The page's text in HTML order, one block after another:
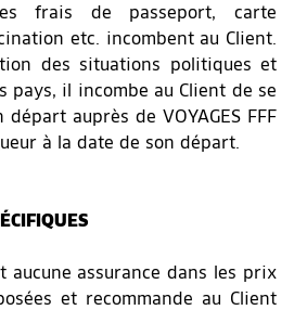
frais de passeport, carte
etc. incombent au Client.
des situations politiques et
pays, il incombe au Client de se
auprès de VOYAGES FFF
à la date de son départ.
aucune assurance dans les prix
et recommande au Client